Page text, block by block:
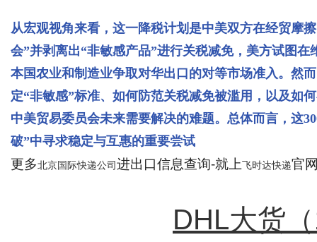
从宏观视角来看，这一降税计划是中美双方在经贸摩
会”并剥离出“非敏感产品”进行关税减免，美方试图
本国农业和制造业争取对华出口的对等市场准入。然
定“非敏感”标准、如何防范关税减免被滥用，以及如
中美贸易委员会未来需要解决的难题。总体而言，这
破”中寻求稳定与互惠的重要尝试
更多北京国际快递公司进出口信息查询-就上飞时达快递官
DHL大货